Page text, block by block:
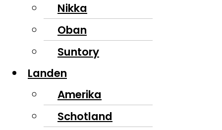
Nikka
Oban
Suntory
Landen
Amerika
Schotland